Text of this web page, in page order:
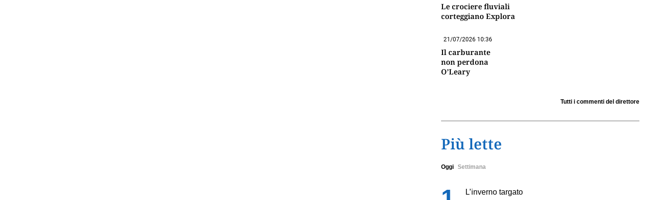
Le crociere fluviali
corteggiano Explora
21/07/2026 10:36
Il carburante
non perdona
O’Leary
Tutti i commenti del direttore
Più lette
Oggi Settimana
L’inverno targato